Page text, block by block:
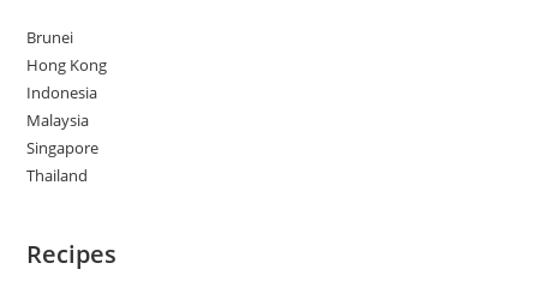
Brunei
Hong Kong
Indonesia
Malaysia
Singapore
Thailand
Recipes